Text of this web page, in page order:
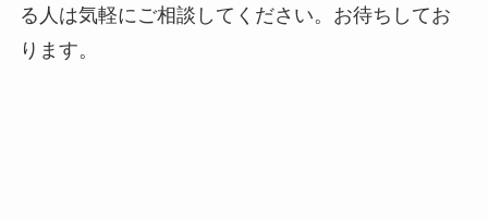
る人は気軽にご相談してください。お待ちしてお
ります。